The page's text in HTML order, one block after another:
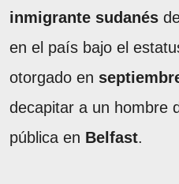
inmigrante sudanés
en el país bajo el
otorgado en
decapitar a un hombre
pública en Belfast.